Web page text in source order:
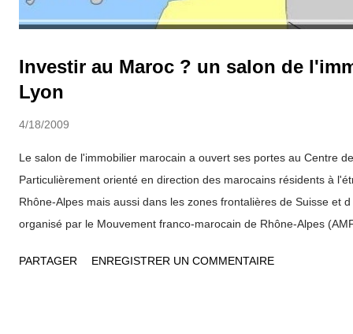
Investir au Maroc ? un salon de
Lyon
4/18/2009
Le salon de l'immobilier marocain a ouvert ses portes au Centre
Particulièrement orienté en direction des marocains résidents à
Rhône-Alpes mais aussi dans les zones frontalières de Suisse et
organisé par le Mouvement franco-marocain de Rhône-Alpes
Lyon , il est destiné à "promouvoir l'offre immobilière marocaine
PARTAGER ENREGISTRER UN COMMENTAIRE